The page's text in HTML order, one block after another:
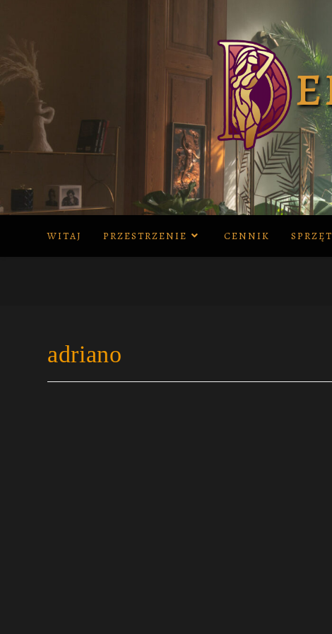
WITAJ PRZESTRZENIE CENNIK SPRZĘT
adriano